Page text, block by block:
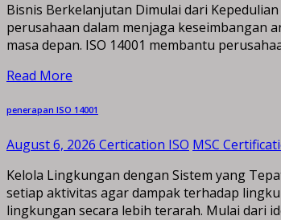
Bisnis Berkelanjutan Dimulai dari
perusahaan dalam menjaga keseimbangan
masa depan. ISO 14001 membantu
Read More
penerapan ISO 14001
August 6, 2026 Certication ISO MSC
Kelola Lingkungan dengan Sistem yang
setiap aktivitas agar dampak terhadap
lingkungan secara lebih terarah. Mulai dari